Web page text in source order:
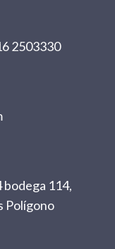
2503330
114,
Polígono